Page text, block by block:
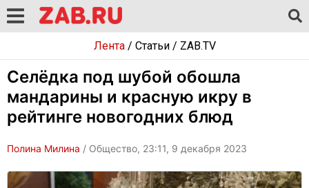
Лента/ Статьи/ ZAB.TV
Селёдка под шубой обошла
мандарины и красную икру в
рейтинге новогодних блюд
Полина Милина / Общество, 23:11, 9 декабря 2023